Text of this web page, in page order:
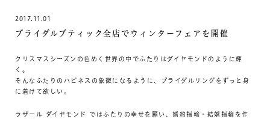
2017.11.01
ブライダルブティック全店でウィンターフェアを開催
クリスマスシーズンの色めく世界の中でふたりはダイヤモンドのように輝
く。
そんなふたりのハピネスの象徴になるように、ブライダルリングをずっと身
に着けて欲しい。
ラザール ダイヤモンド ではふたりの幸せを願い、婚約指輪・結婚指輪を作